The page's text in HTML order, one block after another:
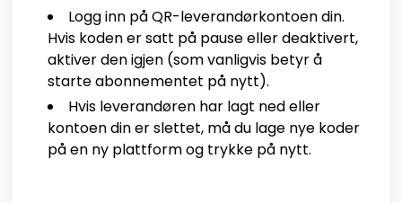
Logg inn på QR-leverandørkontoen din.
Hvis koden er satt på pause eller deaktivert,
aktiver den igjen (som vanligvis betyr å
starte abonnementet på nytt).
Hvis leverandøren har lagt ned eller
kontoen din er slettet, må du lage nye koder
på en ny plattform og trykke på nytt.